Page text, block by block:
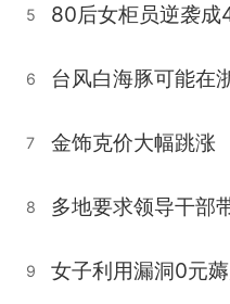
5
6 台风白海豚可能在
7 金饰克价大幅跳涨
8 多地要求领导干部
9